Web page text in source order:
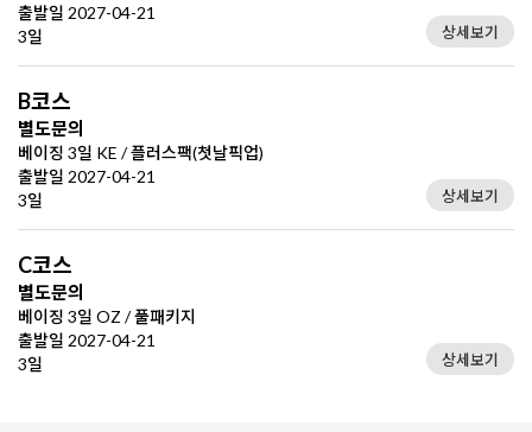
출발일 2027-04-21
3일
상세보기
B코스
별도문의
베이징 3일 KE / 플러스팩(첫날픽업)
출발일 2027-04-21
3일
상세보기
C코스
별도문의
베이징 3일 OZ / 풀패키지
출발일 2027-04-21
3일
상세보기